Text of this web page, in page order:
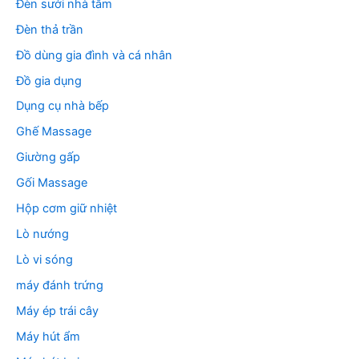
Đèn sưởi nhà tắm
Đèn thả trần
Đồ dùng gia đình và cá nhân
Đồ gia dụng
Dụng cụ nhà bếp
Ghế Massage
Giường gấp
Gối Massage
Hộp cơm giữ nhiệt
Lò nướng
Lò vi sóng
máy đánh trứng
Máy ép trái cây
Máy hút ẩm